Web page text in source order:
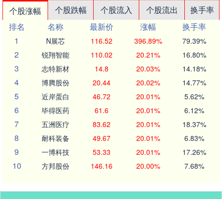
个股涨幅 个股跌幅 个股流入 个股流出
换手率
排名
名称 最新价 涨幅
换手率
1
N展芯 116.52 396.89% 79.39%
2 锐翔智能 110.02 20.21% 16.80%
3 志特新材 14.8 20.03% 14.18%
4 博腾股份 20.44 20.02% 14.77%
5 近岸蛋白 46.72 20.01% 5.62%
6 毕得医药 61.6 20.01% 6.12%
7 五洲医疗 83.62 20.01% 18.37%
8 耐科装备 49.67 20.01% 6.83%
9 一博科技 53.33 20.01% 17.26%
10 方邦股份 146.16 20.00% 7.68%